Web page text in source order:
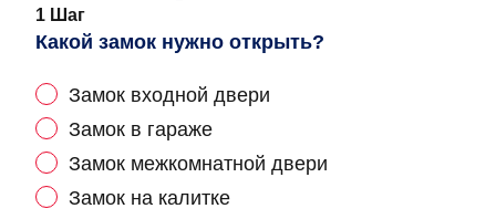
1 Шаг
Какой замок нужно открыть?
Замок входной двери
Замок в гараже
Замок межкомнатной двери
Замок на калитке